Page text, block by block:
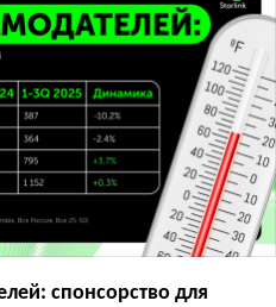
спонсорство для